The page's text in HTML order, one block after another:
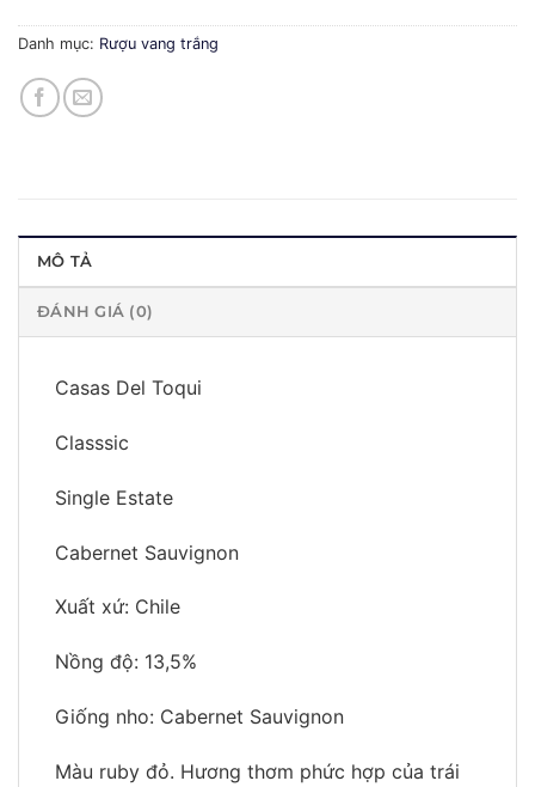
Danh mục: Rượu vang trắng
MÔ TẢ
ĐÁNH GIÁ (0)
Casas Del Toqui
Classsic
Single Estate
Cabernet Sauvignon
Xuất xứ: Chile
Nồng độ: 13,5%
Giống nho: Cabernet Sauvignon
Màu ruby đỏ. Hương thơm phức hợp của trái